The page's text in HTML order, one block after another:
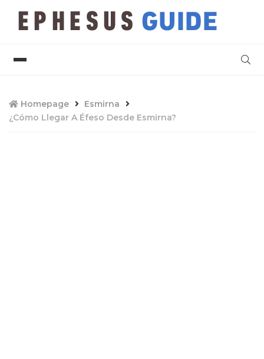
Homepage
Esmirna
¿Cómo Llegar A Éfeso Desde Esmirna?